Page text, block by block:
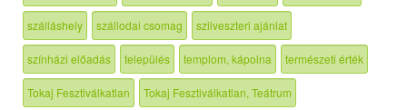
szálláshely szállodai csomag szilveszteri ajánlat
színházi előadás település templom, kápolna természeti érték
Tokaj Fesztiválkatlan Tokaj Fesztiválkatlan, Teátrum